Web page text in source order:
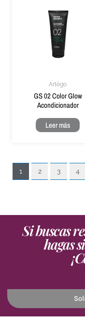
Artègo
GS 02 Color Glow
Acondicionador
Leer más
1 2 3 4
Si buscas
hagas